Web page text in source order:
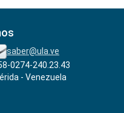
saber@ula.ve
0274-240.23.43
- Venezuela